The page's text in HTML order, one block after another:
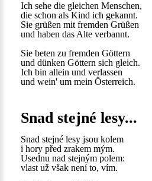
Ich sehe die gleichen Menschen,
die schon als Kind ich gekannt.
Sie grüßen mit fremden Grüßen
und haben das Alte verbannt.
Sie beten zu fremden Göttern
und dünken Göttern sich gleich.
Ich bin allein und verlassen
und wein' um mein Österreich.
Snad stejné lesy...
Snad stejné lesy jsou kolem
i hory před zrakem mým.
Usednu nad stejným polem:
vlast už však není to, vím.